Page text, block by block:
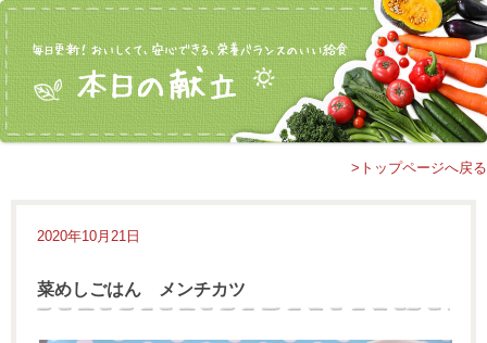
>トップページへ戻る
2020年10月21日
菜めしごはん メンチカツ